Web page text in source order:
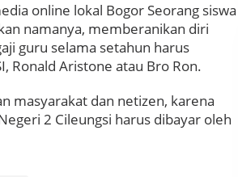
online lokal Bogor Seorang siswa
namanya, memberanikan diri
guru selama setahun harus
Ronald Aristone atau Bro Ron.
masyarakat dan netizen, karena
2 Cileungsi harus dibayar oleh